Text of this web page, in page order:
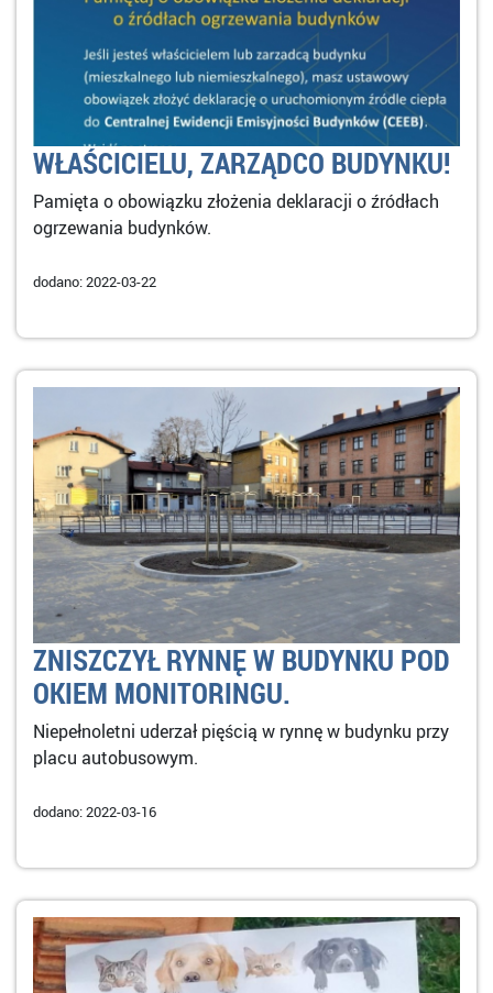
WŁAŚCICIELU, ZARZĄDCO BUDYNKU!
Pamięta o obowiązku złożenia deklaracji o źródłach
ogrzewania budynków.
dodano: 2022-03-22
ZNISZCZYŁ RYNNĘ W BUDYNKU POD
OKIEM MONITORINGU.
Niepełnoletni uderzał pięścią w rynnę w budynku przy
placu autobusowym.
dodano: 2022-03-16